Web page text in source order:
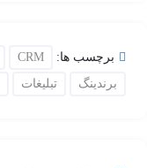
برچسب ها: CRM
برندینگ
تبلیغات